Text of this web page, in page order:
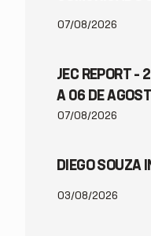
07/08/2026
JEC REPORT –
A 06 DE
07/08/2026
DIEGO SOUZA
03/08/2026